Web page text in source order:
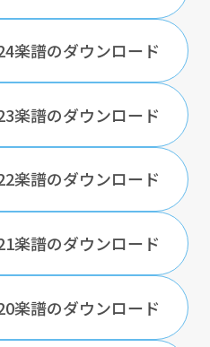
楽譜のダウンロード
楽譜のダウンロード
楽譜のダウンロード
楽譜のダウンロード
楽譜のダウンロード